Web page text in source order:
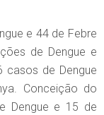
e 44 de Febre
de Dengue e
casos de Dengue
Conceição do
Dengue e 15 de